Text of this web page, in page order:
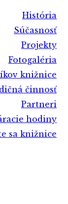
História
Súčasnosť
Projekty
Fotogaléria
knižnice
činnosť
Partneri
hodiny
sa knižnice